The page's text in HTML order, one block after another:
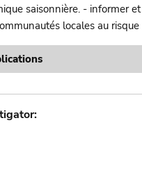
saisonnière. - informer et
locales au risque